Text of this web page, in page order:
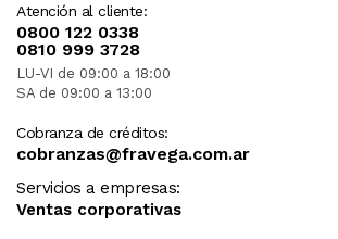
Atención al cliente:
0800 122 0338
0810 999 3728
LU-VI de 09:00 a 18:00
SA de 09:00 a 13:00
Cobranza de créditos:
cobranzas@fravega.com.ar
Servicios a empresas:
Ventas corporativas